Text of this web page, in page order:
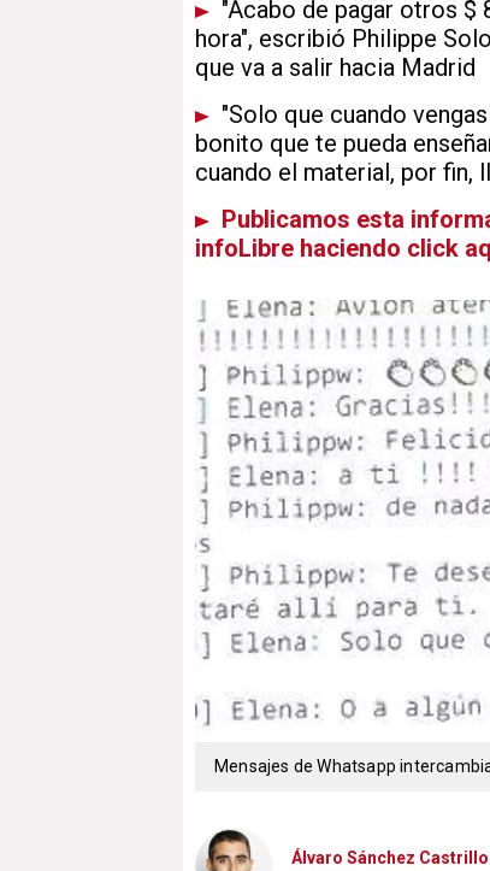
"Acabo de pagar otros $
hora", escribió Philippe
que va a salir hacia Madrid
"Solo que cuando
bonito que te pueda
cuando el material, por fin,
Publicamos esta
infoLibre haciendo click
Mensajes de Whatsapp
Álvaro Sánchez Castrillo